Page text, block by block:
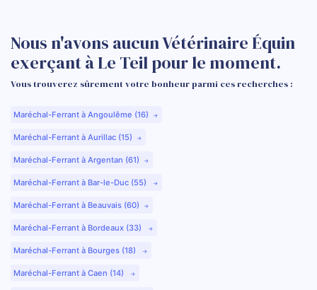
Nous n'avons aucun Vétérinaire Équin
exerçant à Le Teil pour le moment.
Vous trouverez sûrement votre bonheur parmi ces recherches :
Maréchal-Ferrant à Angoulême (16)
Maréchal-Ferrant à Aurillac (15)
Maréchal-Ferrant à Argentan (61)
Maréchal-Ferrant à Bar-le-Duc (55)
Maréchal-Ferrant à Beauvais (60)
Maréchal-Ferrant à Bordeaux (33)
Maréchal-Ferrant à Bourges (18)
Maréchal-Ferrant à Caen (14)